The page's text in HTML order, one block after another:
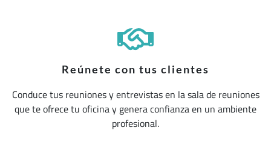
Reúnete con tus clientes
Conduce tus reuniones y entrevistas en la sala de reuniones
que te ofrece tu oficina y genera confianza en un ambiente
profesional.